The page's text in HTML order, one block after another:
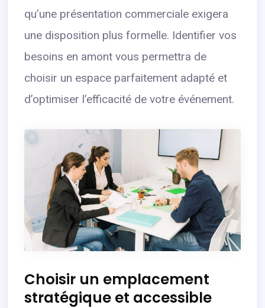
qu’une présentation commerciale exigera
une disposition plus formelle. Identifier vos
besoins en amont vous permettra de
choisir un espace parfaitement adapté et
d’optimiser l’efficacité de votre événement.
Choisir un emplacement
stratégique et accessible